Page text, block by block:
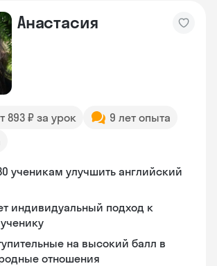
Анастасия
893 ₽ за урок
9 лет опыта
ученикам улучшить английский
индивидуальный подход к
на высокий балл в
отношения